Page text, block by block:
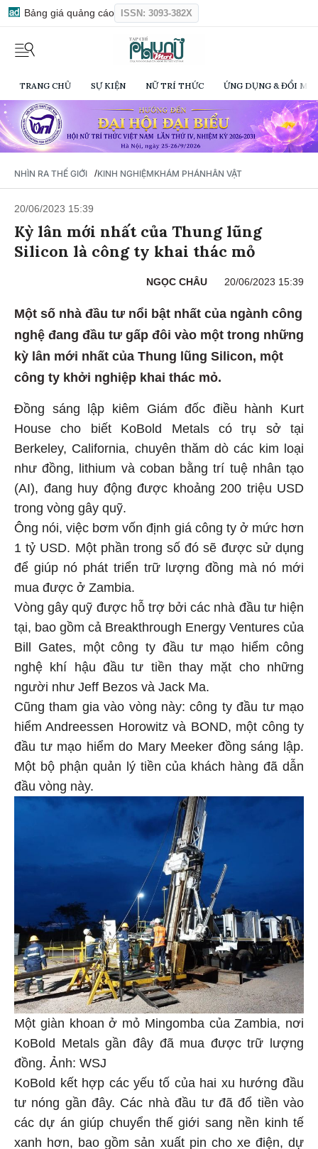
Bảng giá quảng cáo ISSN: 3093-382X
TRANG CHỦ SỰ KIỆN NỮ TRÍ THỨC ỨNG DỤNG & ĐỔI
NHÌN RA THẾ GIỚI /KINH NGHIỆMKHÁM PHÁNHÂN VẬT
20/06/2023 15:39
Kỳ lân mới nhất của Thung lũng
Silicon là công ty khai thác mỏ
NGỌC CHÂU 20/06/2023 15:39
Một số nhà đầu tư nổi bật nhất của ngành công
nghệ đang đầu tư gấp đôi vào một trong những
kỳ lân mới nhất của Thung lũng Silicon, một
công ty khởi nghiệp khai thác mỏ.
Đồng sáng lập kiêm Giám đốc điều hành Kurt
House cho biết KoBold Metals có trụ sở tại
Berkeley, California, chuyên thăm dò các kim loại
như đồng, lithium và coban bằng trí tuệ nhân tạo
(AI), đang huy động được khoảng 200 triệu USD
trong vòng gây quỹ.
Ông nói, việc bơm vốn định giá công ty ở mức hơn
1 tỷ USD. Một phần trong số đó sẽ được sử dụng
để giúp nó phát triển trữ lượng đồng mà nó mới
mua được ở Zambia.
Vòng gây quỹ được hỗ trợ bởi các nhà đầu tư hiện
tại, bao gồm cả Breakthrough Energy Ventures của
Bill Gates, một công ty đầu tư mạo hiểm công
nghệ khí hậu đầu tư tiền thay mặt cho những
người như Jeff Bezos và Jack Ma.
Cũng tham gia vào vòng này: công ty đầu tư mạo
hiểm Andreessen Horowitz và BOND, một công ty
đầu tư mạo hiểm do Mary Meeker đồng sáng lập.
Một bộ phận quản lý tiền của khách hàng đã dẫn
đầu vòng này.
Một giàn khoan ở mỏ Mingomba của Zambia, nơi
KoBold Metals gần đây đã mua được trữ lượng
đồng. Ảnh: WSJ
KoBold kết hợp các yếu tố của hai xu hướng đầu
tư nóng gần đây. Các nhà đầu tư đã đổ tiền vào
các dự án giúp chuyển thế giới sang nền kinh tế
xanh hơn, bao gồm sản xuất pin cho xe điện, dự